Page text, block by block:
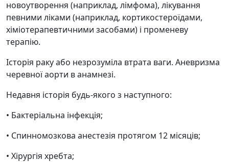
новоутворення (наприклад, лімфома), лікування
певними ліками (наприклад, кортикостероїдами,
хіміотерапевтичними засобами) і променеву
терапію.
Історія раку або незрозуміла втрата ваги. Аневризма
черевної аорти в анамнезі.
Недавня історія будь-якого з наступного:
• Бактеріальна інфекція;
• Спинномозкова анестезія протягом 12 місяців;
• Хірургія хребта;